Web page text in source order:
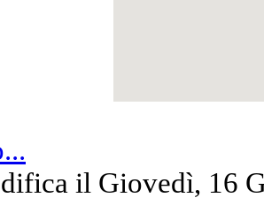
il Giovedì, 16